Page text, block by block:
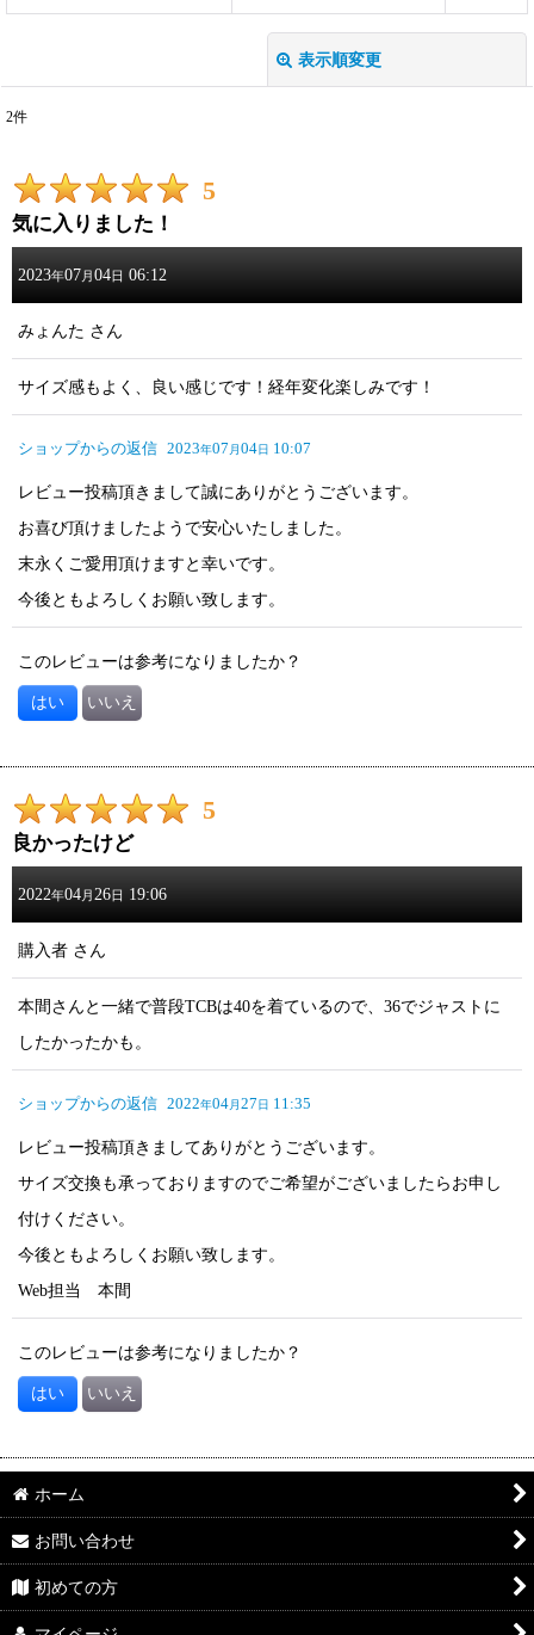
表示順変更
期間:
星の数:
並び順:
絞り込む
2件
5
気に入りました！
2023年07月04日 06:12
みょんた さん
サイズ感もよく、良い感じです！経年変化楽しみです！
ショップからの返信 2023年07 月04日 10:07
レビュー投稿頂きまして誠にありがとうございます。
お喜び頂けましたようで安心いたしました。
末永くご愛用頂けますと幸いです。
今後ともよろしくお願い致します。
このレビューは参考になりましたか？
はい いいえ
5
良かったけど
2022年04月26日 19:06
購入者 さん
本間さんと一緒で普段TCBは40を着ているので、36でジャストに
したかったかも。
ショップからの返信 2022年04月27日 11:35
レビュー投稿頂きましてありがとうございます。
サイズ交換も承っておりますのでご希望がございましたらお申し
付けください。
今後ともよろしくお願い致します。
Web担当 本間
このレビューは参考になりましたか？
はい いいえ
ホーム
お問い合わせ
初めての方